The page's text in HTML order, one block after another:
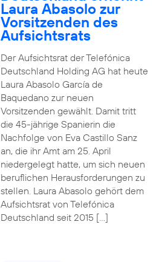
Laura Abasolo zur
Vorsitzenden des
Aufsichtsrats
Der Aufsichtsrat der Telefónica
Deutschland Holding AG hat heute
Laura Abasolo García de
Baquedano zur neuen
Vorsitzenden gewählt. Damit tritt
die 45-jährige Spanierin die
Nachfolge von Eva Castillo Sanz
an, die ihr Amt am 25. April
niedergelegt hatte, um sich neuen
beruflichen Herausforderungen zu
stellen. Laura Abasolo gehört dem
Aufsichtsrat von Telefónica
Deutschland seit 2015 […]